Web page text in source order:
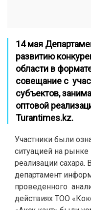
14 мая
развитию
области в
совещание с
субъектов,
оптовой
Turantimes.kz.
Участники были
ситуацией на
реализации сахара.
департамент
проведенного
действиях ТОО